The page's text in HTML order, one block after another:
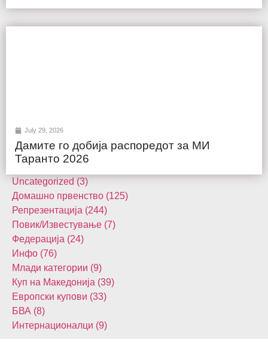
July 29, 2026
Дамите го добија распоредот за МИ
Таранто 2026
Uncategorized (3)
Домашнo првенство (125)
Репрезентација (244)
Повик/Известување (7)
Федерација (24)
Инфо (76)
Млади категории (9)
Куп на Македонија (39)
Европски купови (33)
БВА (8)
Интернационалци (9)